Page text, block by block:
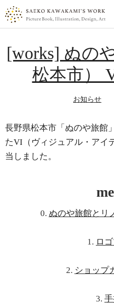
イ
ン
コ
ツ
に
[works] ぬの
松本市）
お知らせ
長野県松本市「ぬのや旅館
たVI（ヴィジュアル・アイ
当しました。
0. ぬのや旅館とリ
1. ロ
2. ショップ
3.